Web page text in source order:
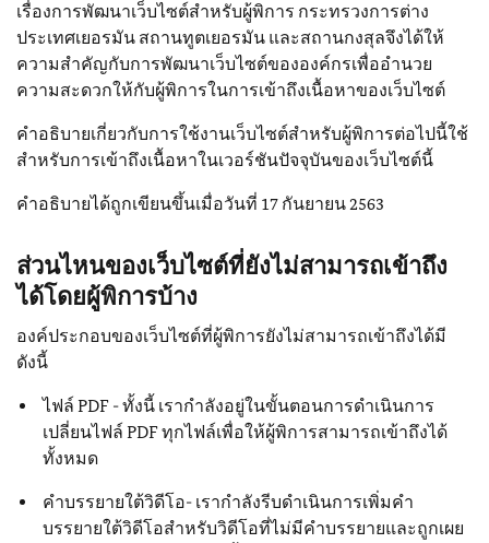
เรื่องการพัฒนาเว็บไซต์สำหรับผู้พิการ กระทรวงการต่าง
ประเทศเยอรมัน สถานทูตเยอรมัน และสถานกงสุลจึงได้ให้
ความสำคัญกับการพัฒนาเว็บไซต์ขององค์กรเพื่ออำนวย
ความสะดวกให้กับผู้พิการในการเข้าถึงเนื้อหาของเว็บไซต์
คำอธิบายเกี่ยวกับการใช้งานเว็บไซต์สำหรับผู้พิการต่อไปนี้ใช้
สำหรับการเข้าถึงเนื้อหาในเวอร์ชันปัจจุบันของเว็บไซต์นี้
คำอธิบายได้ถูกเขียนขึ้นเมื่อวันที่ 17 กันยายน 2563
ส่วนไหนของเว็บไซต์ที่ยังไม่สามารถเข้าถึง
ได้โดยผู้พิการบ้าง
องค์ประกอบของเว็บไซต์ที่ผู้พิการยังไม่สามารถเข้าถึงได้มี
ดังนี้
ไฟล์ PDF - ทั้งนี้ เรากำลังอยู่ในขั้นตอนการดำเนินการ
เปลี่ยนไฟล์ PDF ทุกไฟล์เพื่อให้ผู้พิการสามารถเข้าถึงได้
ทั้งหมด
คำบรรยายใต้วิดีโอ- เรากำลังรีบดำเนินการเพิ่มคำ
บรรยายใต้วิดีโอสำหรับวิดีโอที่ไม่มีคำบรรยายและถูกเผย